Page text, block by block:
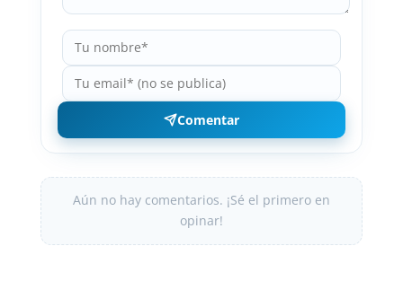
Comentar
Aún no hay comentarios. ¡Sé el primero en
opinar!